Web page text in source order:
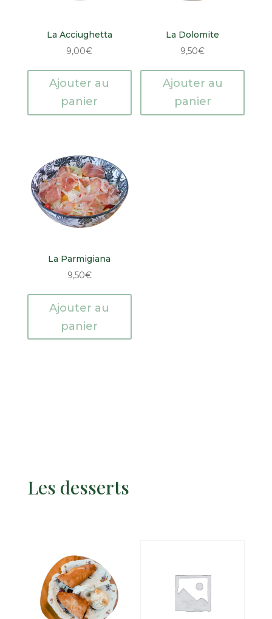
La Acciughetta
9,00€
Ajouter au
panier
La Dolomite
9,50€
Ajouter au
panier
La Parmigiana
9,50€
Ajouter au
panier
Les desserts